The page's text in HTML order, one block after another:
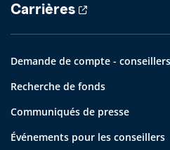
Carrières
Demande de compte - conseillers
Recherche de fonds
Communiqués de presse
Événements pour les conseillers